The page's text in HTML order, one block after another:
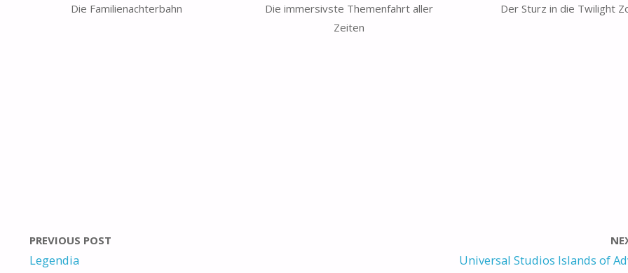
Die Familienachterbahn
Die immersivste Themenfahrt aller
Zeiten
Der Sturz in die Twilight
PREVIOUS POST
Legendia Universal Studios Islands of